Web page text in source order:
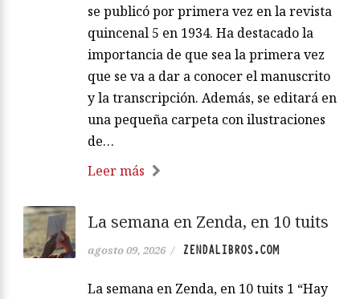
se publicó por primera vez en la revista
quincenal 5 en 1934. Ha destacado la
importancia de que sea la primera vez
que se va a dar a conocer el manuscrito
y la transcripción. Además, se editará en
una pequeña carpeta con ilustraciones
de…
Leer más
La semana en Zenda, en 10 tuits
agosto 09, 2026 / ZENDALIBROS.COM
La semana en Zenda, en 10 tuits 1 “Hay